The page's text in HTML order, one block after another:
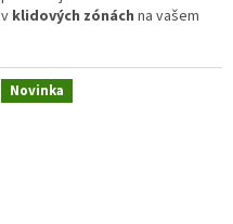
v klidových zónách na vašem
Novinka